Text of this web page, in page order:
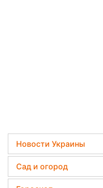
Новости Украины
Телеграм новости
Пенсии в Украине
Сад и огород
Садовод назвал